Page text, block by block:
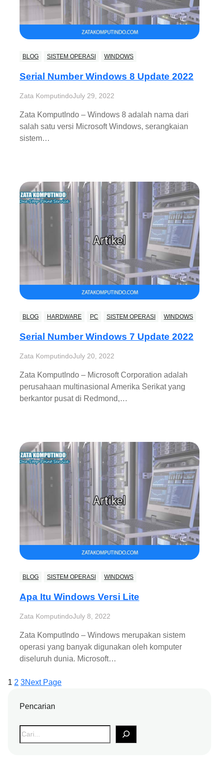
BLOG SISTEM OPERASI WINDOWS
Serial Number Windows 8 Update 2022
Zata KomputindoJuly 29, 2022
Zata KomputIndo – Windows 8 adalah nama dari
salah satu versi Microsoft Windows, serangkaian
sistem…
BLOG HARDWARE PC SISTEM OPERASI WINDOWS
Serial Number Windows 7 Update 2022
Zata KomputindoJuly 20, 2022
Zata KomputIndo – Microsoft Corporation adalah
perusahaan multinasional Amerika Serikat yang
berkantor pusat di Redmond,…
BLOG SISTEM OPERASI WINDOWS
Apa Itu Windows Versi Lite
Zata KomputindoJuly 8, 2022
Zata KomputIndo – Windows merupakan sistem
operasi yang banyak digunakan oleh komputer
diseluruh dunia. Microsoft…
1 2 3Next Page
Pencarian
S
e